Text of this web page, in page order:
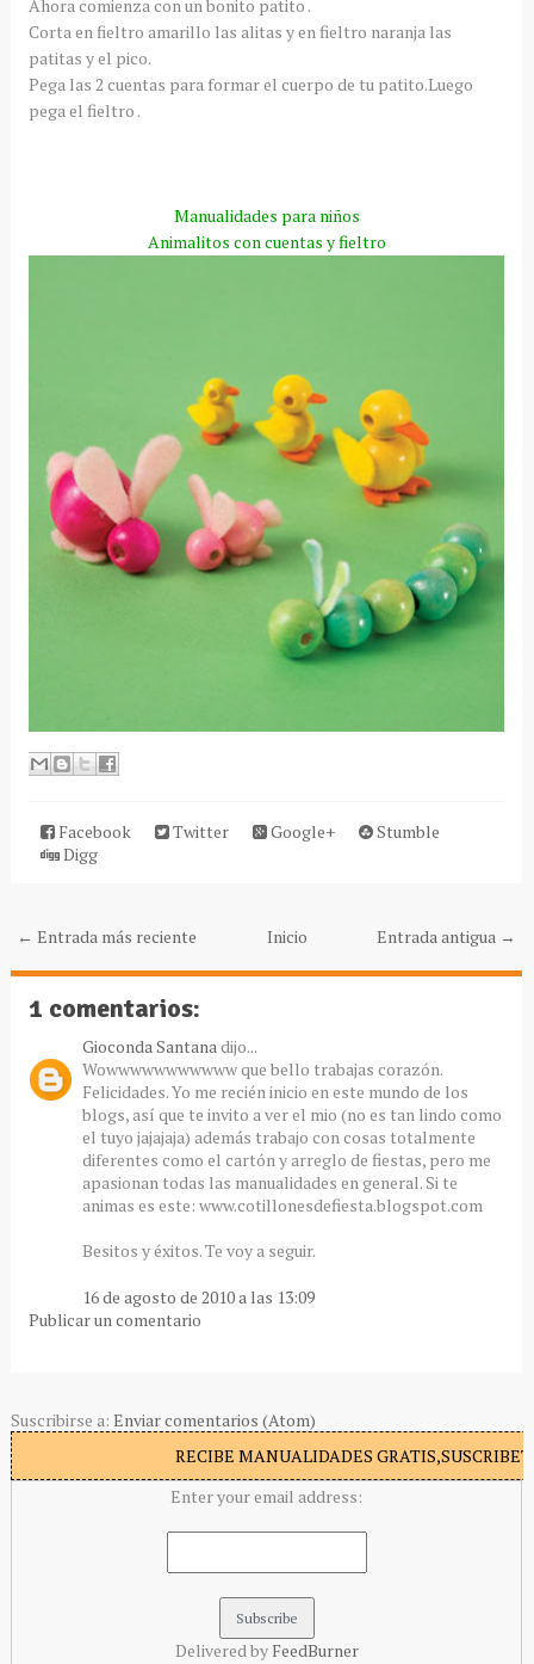
Ahora comienza con un bonito patito .
Corta en fieltro amarillo las alitas y en fieltro naranja las
patitas y el pico.
Pega las 2 cuentas para formar el cuerpo de tu patito.Luego
pega el fieltro .
Manualidades para niños
Animalitos con cuentas y fieltro
Facebook Twitter Google+
Stumble
Digg
← Entrada más reciente Entrada antigua →
Inicio
1 comentarios:
Gioconda Santanadijo...
Wowwwwwwwwwww que bello trabajas corazón.
Felicidades. Yo me recién inicio en este mundo de los
blogs, así que te invito a ver el mio (no es tan lindo como
el tuyo jajajaja) además trabajo con cosas totalmente
diferentes como el cartón y arreglo de fiestas, pero me
apasionan todas las manualidades en general. Si te
animas es este: www.cotillonesdefiesta.blogspot.com
Besitos y éxitos. Te voy a seguir.
16 de agosto de 2010 a las 13:09
Publicar un comentario
Suscribirse a: Enviar comentarios (Atom)
RECIBE MANUALIDADES
Enter your email address:
Delivered by FeedBurner